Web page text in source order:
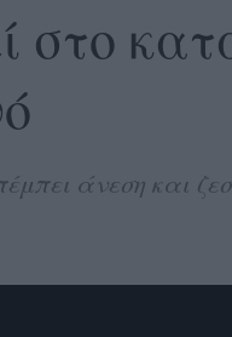
στο
άνεση και